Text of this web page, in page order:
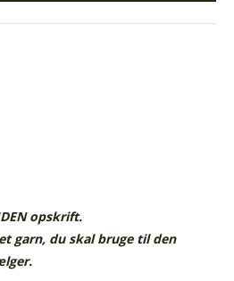
opskrift.
garn, du skal bruge til den